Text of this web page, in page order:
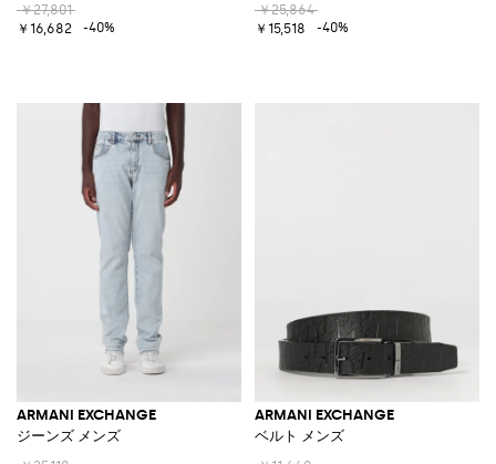
￥27,801
￥16,682
-40%
￥25,864
￥15,518
-40%
ARMANI EXCHANGE
ジーンズ メンズ
ARMANI EXCHANGE
ベルト メンズ